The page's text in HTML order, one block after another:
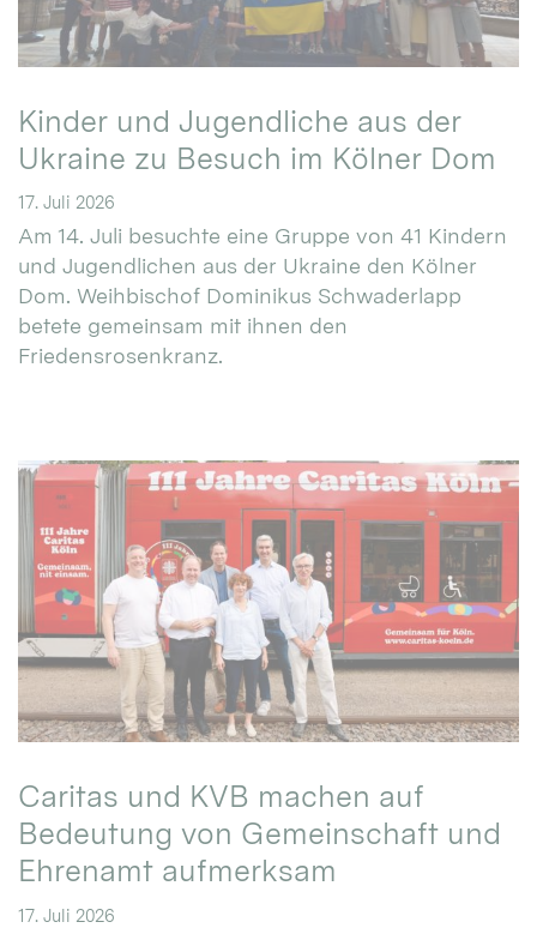
Kinder und Jugendliche aus der
Ukraine zu Besuch im Kölner Dom
17. Juli 2026
Am 14. Juli besuchte eine Gruppe von 41 Kindern
und Jugendlichen aus der Ukraine den Kölner
Dom. Weihbischof Dominikus Schwaderlapp
betete gemeinsam mit ihnen den
Friedensrosenkranz.
Caritas und KVB machen auf
Bedeutung von Gemeinschaft und
Ehrenamt aufmerksam
17. Juli 2026